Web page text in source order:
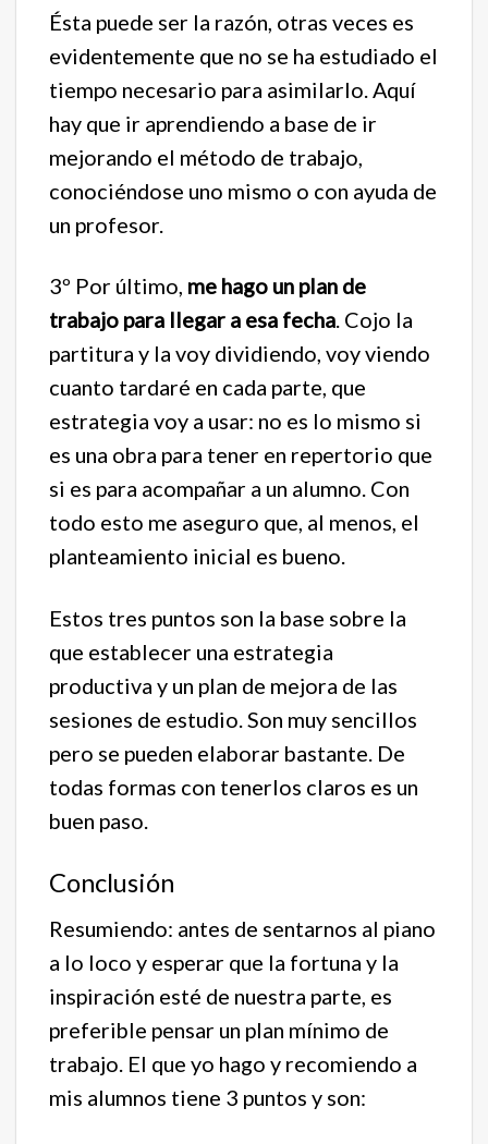
Ésta puede ser la razón, otras veces es
evidentemente que no se ha estudiado el
tiempo necesario para asimilarlo. Aquí
hay que ir aprendiendo a base de ir
mejorando el método de trabajo,
conociéndose uno mismo o con ayuda de
un profesor.
3º Por último, me hago un plan de
trabajo para llegar a esa fecha. Cojo la
partitura y la voy dividiendo, voy viendo
cuanto tardaré en cada parte, que
estrategia voy a usar: no es lo mismo si
es una obra para tener en repertorio que
si es para acompañar a un alumno. Con
todo esto me aseguro que, al menos, el
planteamiento inicial es bueno.
Estos tres puntos son la base sobre la
que establecer una estrategia
productiva y un plan de mejora de las
sesiones de estudio. Son muy sencillos
pero se pueden elaborar bastante. De
todas formas con tenerlos claros es un
buen paso.
Conclusión
Resumiendo: antes de sentarnos al piano
a lo loco y esperar que la fortuna y la
inspiración esté de nuestra parte, es
preferible pensar un plan mínimo de
trabajo. El que yo hago y recomiendo a
mis alumnos tiene 3 puntos y son: